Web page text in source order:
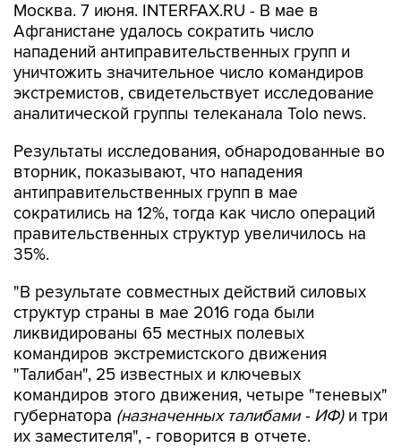
Москва. 7 июня. INTERFAX.RU - В мае в
Афганистане удалось сократить число
нападений антиправительственных групп и
уничтожить значительное число командиров
экстремистов, свидетельствует исследование
аналитической группы телеканала Tolo news.
Результаты исследования, обнародованные во
вторник, показывают, что нападения
антиправительственных групп в мае
сократились на 12%, тогда как число операций
правительственных структур увеличилось на
35%.
"В результате совместных действий силовых
структур страны в мае 2016 года были
ликвидированы 65 местных полевых
командиров экстремистского движения
"Талибан", 25 известных и ключевых
командиров этого движения, четыре "теневых"
губернатора (назначенных талибами - ИФ)и три
их заместителя", - говорится в отчете.